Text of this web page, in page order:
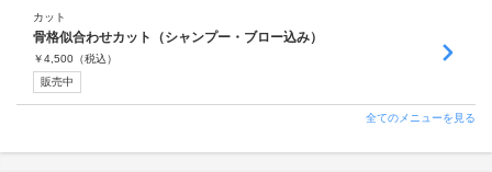
カット
骨格似合わせカット（シャンプー・ブロー込み）
￥4,500 （税込）
販売中
全てのメニューを見る